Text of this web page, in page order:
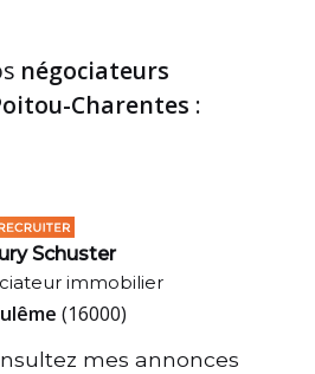
négociateurs
Charentes :
Schuster
immobilier
(16000)
mes annonces